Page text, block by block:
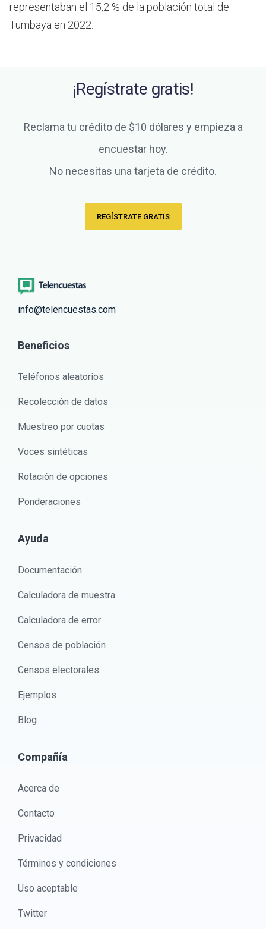
representaban el 15,2 % de la población total de
Tumbaya en 2022.
¡Regístrate gratis!
Reclama tu crédito de $10 dólares y empieza a
encuestar hoy.
No necesitas una tarjeta de crédito.
REGÍSTRATE GRATIS
info@telencuestas.com
Beneficios
Teléfonos aleatorios
Recolección de datos
Muestreo por cuotas
Voces sintéticas
Rotación de opciones
Ponderaciones
Ayuda
Documentación
Calculadora de muestra
Calculadora de error
Censos de población
Censos electorales
Ejemplos
Blog
Compañía
Acerca de
Contacto
Privacidad
Términos y condiciones
Uso aceptable
Twitter